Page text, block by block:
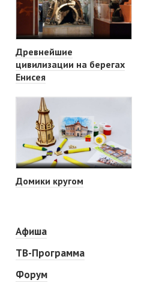
Древнейшие
цивилизации на берегах
Енисея
Домики кругом
Афиша
ТВ-Программа
Форум